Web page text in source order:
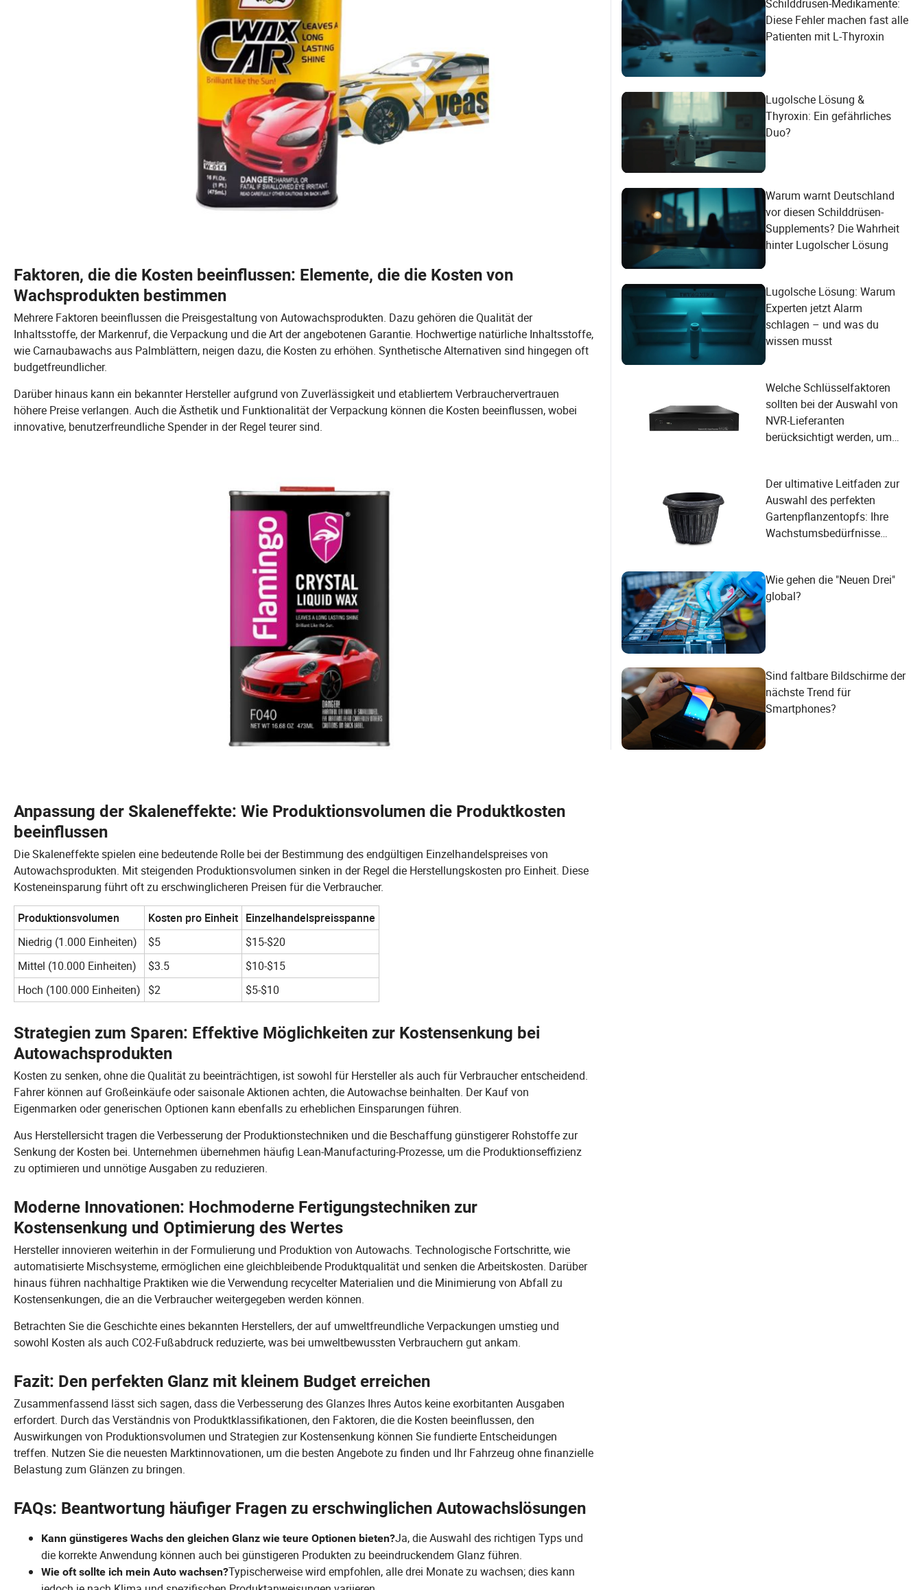
Faktoren, die die Kosten beeinflussen: Elemente, die die Kosten von
Wachsprodukten bestimmen
Mehrere Faktoren beeinflussen die Preisgestaltung von Autowachsprodukten. Dazu gehören die Qualität der
Inhaltsstoffe, der Markenruf, die Verpackung und die Art der angebotenen Garantie. Hochwertige natürliche Inhaltsstoffe,
wie Carnaubawachs aus Palmblättern, neigen dazu, die Kosten zu erhöhen. Synthetische Alternativen sind hingegen oft
budgetfreundlicher.
Darüber hinaus kann ein bekannter Hersteller aufgrund von Zuverlässigkeit und etabliertem Verbrauchervertrauen
höhere Preise verlangen. Auch die Ästhetik und Funktionalität der Verpackung können die Kosten beeinflussen, wobei
innovative, benutzerfreundliche Spender in der Regel teurer sind.
Anpassung der Skaleneffekte: Wie Produktionsvolumen die Produktkosten
beeinflussen
Die Skaleneffekte spielen eine bedeutende Rolle bei der Bestimmung des endgültigen Einzelhandelspreises von
Autowachsprodukten. Mit steigenden Produktionsvolumen sinken in der Regel die Herstellungskosten pro Einheit. Diese
Kosteneinsparung führt oft zu erschwinglicheren Preisen für die Verbraucher.
Produktionsvolumen Kosten pro Einheit Einzelhandelspreisspanne
Niedrig (1.000 Einheiten)
$5
$15-$20
Mittel (10.000 Einheiten)
$3.5
$10-$15
Hoch (100.000 Einheiten) $2 $5-$10
Strategien zum Sparen: Effektive Möglichkeiten zur Kostensenkung bei
Autowachsprodukten
Kosten zu senken, ohne die Qualität zu beeinträchtigen, ist sowohl für Hersteller als auch für Verbraucher entscheidend.
Fahrer können auf Großeinkäufe oder saisonale Aktionen achten, die Autowachse beinhalten. Der Kauf von
Eigenmarken oder generischen Optionen kann ebenfalls zu erheblichen Einsparungen führen.
Aus Herstellersicht tragen die Verbesserung der Produktionstechniken und die Beschaffung günstigerer Rohstoffe zur
Senkung der Kosten bei. Unternehmen übernehmen häufig Lean-Manufacturing-Prozesse, um die Produktionseffizienz
zu optimieren und unnötige Ausgaben zu reduzieren.
Moderne Innovationen: Hochmoderne Fertigungstechniken zur
Kostensenkung und Optimierung des Wertes
Hersteller innovieren weiterhin in der Formulierung und Produktion von Autowachs. Technologische Fortschritte, wie
automatisierte Mischsysteme, ermöglichen eine gleichbleibende Produktqualität und senken die Arbeitskosten. Darüber
hinaus führen nachhaltige Praktiken wie die Verwendung recycelter Materialien und die Minimierung von Abfall zu
Kostensenkungen, die an die Verbraucher weitergegeben werden können.
Betrachten Sie die Geschichte eines bekannten Herstellers, der auf umweltfreundliche Verpackungen umstieg und
sowohl Kosten als auch CO2-Fußabdruck reduzierte, was bei umweltbewussten Verbrauchern gut ankam.
Fazit: Den perfekten Glanz mit kleinem Budget erreichen
Zusammenfassend lässt sich sagen, dass die Verbesserung des Glanzes Ihres Autos keine exorbitanten Ausgaben
erfordert. Durch das Verständnis von Produktklassifikationen, den Faktoren, die die Kosten beeinflussen, den
Auswirkungen von Produktionsvolumen und Strategien zur Kostensenkung können Sie fundierte Entscheidungen
treffen. Nutzen Sie die neuesten Marktinnovationen, um die besten Angebote zu finden und Ihr Fahrzeug ohne finanzielle
Belastung zum Glänzen zu bringen.
FAQs: Beantwortung häufiger Fragen zu erschwinglichen Autowachslösungen
Kann günstigeres Wachs den gleichen Glanz wie teure Optionen bieten?Ja, die Auswahl des richtigen Typs und
die korrekte Anwendung können auch bei günstigeren Produkten zu beeindruckendem Glanz führen.
Wie oft sollte ich mein Auto wachsen?Typischerweise wird empfohlen, alle drei Monate zu wachsen; dies kann
Schilddrüsen-Medikamente:
Diese Fehler machen fast alle
Patienten mit L-Thyroxin
Lugolsche Lösung &
Thyroxin: Ein gefährliches
Duo?
Warum warnt Deutschland
vor diesen Schilddrüsen-
Supplements? Die Wahrheit
hinter Lugolscher Lösung
Lugolsche Lösung: Warum
Experten jetzt Alarm
schlagen – und was du
wissen musst
Welche Schlüsselfaktoren
sollten bei der Auswahl von
NVR-Lieferanten
berücksichtigt werden, um
Der ultimative Leitfaden zur
Auswahl des perfekten
Gartenpflanzentopfs: Ihre
Wachstumsbedürfnisse
Wie gehen die "Neuen Drei"
global?
Sind faltbare Bildschirme der
nächste Trend für
Smartphones?